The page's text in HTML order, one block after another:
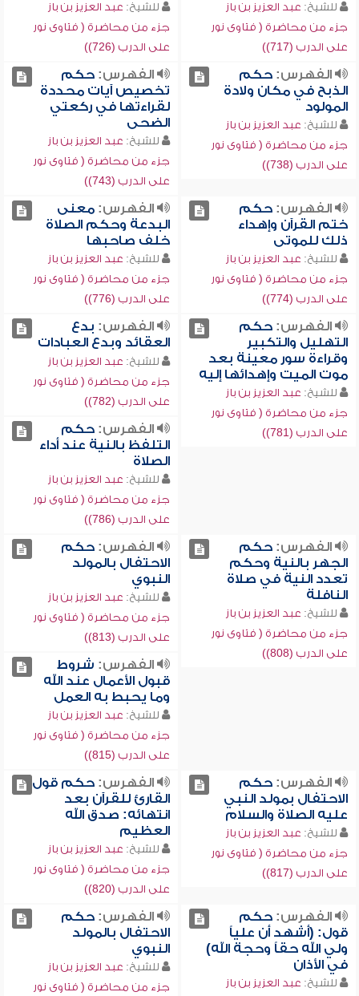
للشيخ: عبد العزيز بن باز
جزء من محاضرة ( فتاوى نور
على الدرب (717))
للشيخ: عبد العزيز بن باز
جزء من محاضرة ( فتاوى نور
على الدرب (726))
الفهرس:حكم
الذبح في مكان ولادة
المولود
للشيخ: عبد العزيز بن باز
جزء من محاضرة ( فتاوى نور
على الدرب (738))
الفهرس:حكم
تخصيص آيات محددة
لقراءتها في ركعتي
الضحى
للشيخ: عبد العزيز بن باز
جزء من محاضرة ( فتاوى نور
على الدرب (743))
الفهرس:حكم
ختم القرآن وإهداء
ذلك للموتى
للشيخ: عبد العزيز بن باز
جزء من محاضرة ( فتاوى نور
على الدرب (774))
الفهرس:معنى
البدعة وحكم الصلاة
خلف صاحبها
للشيخ: عبد العزيز بن باز
جزء من محاضرة ( فتاوى نور
على الدرب (776))
الفهرس:حكم
التهليل والتكبير
وقراءة سور معينة بعد
موت الميت وإهدائها إليه
للشيخ: عبد العزيز بن باز
جزء من محاضرة ( فتاوى نور
على الدرب (781))
الفهرس: بدع
العقائد وبدع العبادات
للشيخ: عبد العزيز بن باز
جزء من محاضرة ( فتاوى نور
على الدرب (782))
الفهرس:حكم
التلفظ بالنية عند أداء
الصلاة
للشيخ: عبد العزيز بن باز
جزء من محاضرة ( فتاوى نور
على الدرب (786))
الفهرس:حكم
الجهر بالنية وحكم
تعدد النية في صلاة
النافلة
للشيخ: عبد العزيز بن باز
جزء من محاضرة ( فتاوى نور
على الدرب (808))
الفهرس:حكم
الاحتفال بالمولد
النبوي
للشيخ: عبد العزيز بن باز
جزء من محاضرة ( فتاوى نور
على الدرب (813))
الفهرس: شروط
قبول الأعمال عند الله
وما يحبط به العمل
للشيخ: عبد العزيز بن باز
جزء من محاضرة ( فتاوى نور
على الدرب (815))
الفهرس:حكم
الاحتفال بمولد النبي
عليه الصلاة والسلام
للشيخ: عبد العزيز بن باز
جزء من محاضرة ( فتاوى نور
على الدرب (817))
الفهرس:حكم قول
القارئ للقرآن بعد
انتهائه: صدق الله
العظيم
للشيخ: عبد العزيز بن باز
جزء من محاضرة ( فتاوى نور
على الدرب (820))
الفهرس:حكم
قول: (أشهد أن علياً
ولي الله حقاً وحجة الله)
في الأذان
للشيخ: عبد العزيز بن باز
الفهرس:حكم
الاحتفال بالمولد
النبوي
للشيخ: عبد العزيز بن باز
جزء من محاضرة ( فتاوى نور